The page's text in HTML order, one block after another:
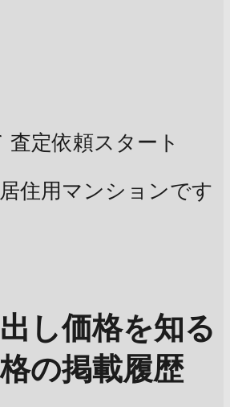
査定依頼スタート
住用マンションです
し価格を知る
の掲載履歴